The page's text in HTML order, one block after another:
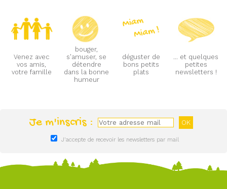
Venez avec
vos amis,
votre famille
bouger,
s'amuser, se
détendre
dans la bonne
humeur
déguster de
bons petits
plats
... et quelques
petites
newsletters !
Je m'inscris :
J'accepte de recevoir les newsletters par mail